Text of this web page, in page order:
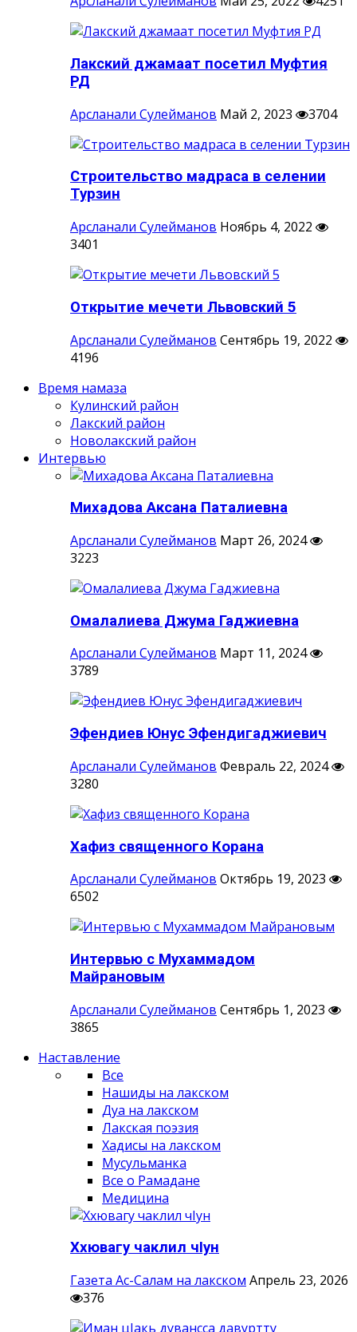
Лакский джамаат посетил Муфтия
РД
Арсланали Сулейманов Май 2, 2023 3704
Строительство мадраса в селении
Турзин
Арсланали Сулейманов Ноябрь 4, 2022
3401
Открытие мечети Львовский 5
Арсланали Сулейманов Сентябрь 19, 2022
4196
Время намаза
Кулинский район
Лакский район
Новолакский район
Интервью
Михадова Аксана Паталиевна
Арсланали Сулейманов Март 26, 2024
3223
Омалалиева Джума Гаджиевна
Арсланали Сулейманов Март 11, 2024
3789
Эфендиев Юнус Эфендигаджиевич
Арсланали Сулейманов Февраль 22, 2024
3280
Хафиз священного Корана
Арсланали Сулейманов Октябрь 19, 2023
6502
Интервью с Мухаммадом
Майрановым
Арсланали Сулейманов Сентябрь 1, 2023
3865
Наставление
Все
Нашиды на лакском
Дуа на лакском
Лакская поэзия
Хадисы на лакском
Мусульманка
Все о Рамадане
Медицина
Ххювагу чаклил чIун
Газета Ас-Салам на лакском Апрель 23, 2026
376